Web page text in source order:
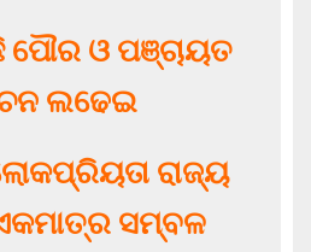
ଓ ପଞ୍ଚାୟତ
ଲଢେଇ
ରାଜ୍ୟ
ସମ୍ବଳ